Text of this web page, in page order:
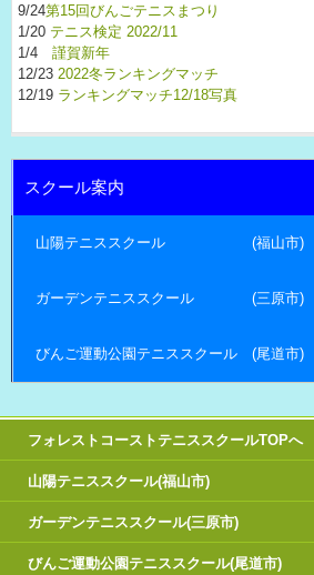
9/24第15回びんごテニスまつり
1/20 テニス検定 2022/11
1/4 謹賀新年
12/23 2022冬ランキングマッチ
12/19 ランキングマッチ12/18写真
スクール案内
山陽テニススクール (福山市)
ガーデンテニススクール (三原市)
びんご運動公園テニススクール (尾道市)
フォレストコーストテニススクールTOPへ
山陽テニススクール(福山市)
ガーデンテニススクール(三原市)
びんご運動公園テニススクール(尾道市)